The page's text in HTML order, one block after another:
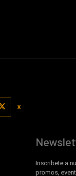
X
Inscribete a
promos,